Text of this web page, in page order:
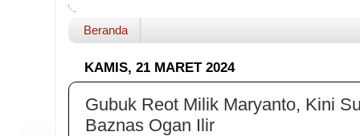
Beranda
KAMIS, 21 MARET 2024
Gubuk Reot Milik Maryanto, Kini
Baznas Ogan Ilir